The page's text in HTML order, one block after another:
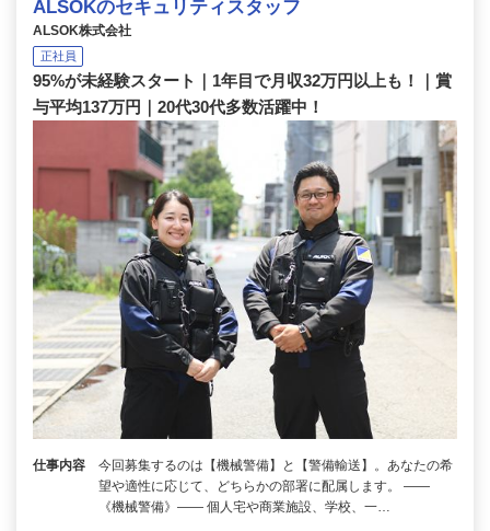
ALSOKのセキュリティスタッフ
ALSOK株式会社
正社員
95%が未経験スタート｜1年目で月収32万円以上も！｜賞
与平均137万円｜20代30代多数活躍中！
仕事内容
今回募集するのは【機械警備】と【警備輸送】。あなたの希
望や適性に応じて、どちらかの部署に配属します。 ――
《機械警備》―― 個人宅や商業施設、学校、一…